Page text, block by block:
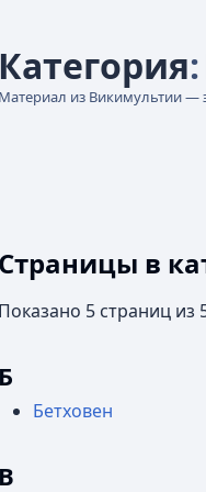
Категория:
Материал из Викимультии —
Страницы в
Показано 5 страниц из
Б
Бетховен
В